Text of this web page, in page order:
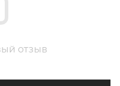
отзыв